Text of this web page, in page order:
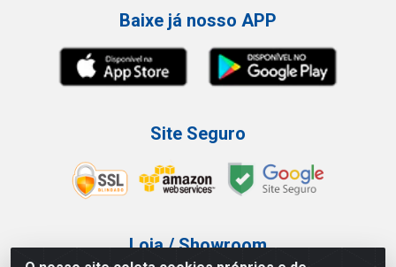
Baixe já nosso APP
Site Seguro
Loja / Showroom